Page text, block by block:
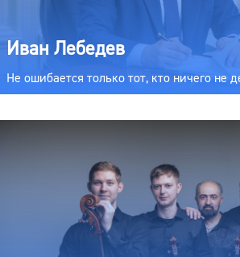
Иван Лебедев
Не ошибается только тот, кто ничего не